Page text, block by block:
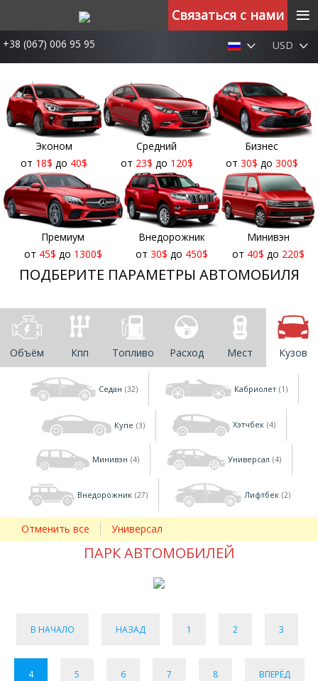
+38 (067) 006 95 95 USD
Эконом
от 18$ до 40$
Средний
от 23$ до 120$
Бизнес
от 30$ до 300$
Премиум
от 45$ до 1300$
Внедорожник
от30$ до 450$
Минивэн
от 40$ до 220$
ПОДБЕРИТЕ ПАРАМЕТРЫ АВТОМОБИЛЯ
Объём Кпп Топливо Расход Мест Кузов
Седан (32) Кабриолет (1)
Купе (3) Хэтчбек (4)
Минивэн (4) Универсал (4)
Внедорожник (27) Лифтбек (2)
Отменить все Универсал
ПАРК АВТОМОБИЛЕЙ
В НАЧАЛО НАЗАД 1 2 3
4 5 6 7 8 ВПЕРЁД
Связаться с нами ≡